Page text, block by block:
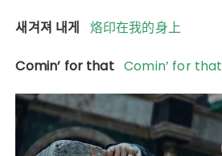
새겨져 내게 烙印在我的身上
Comin’ for thatComin’ for that